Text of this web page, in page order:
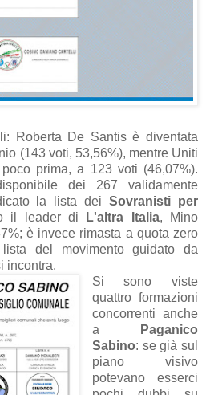
Roberta De Santis è diventata
(143 voti, 53,56%), mentre Uniti
prima, a 123 voti (46,07%).
dei 267 validamente
la lista deiSovranisti per
il leader di L'altra Italia, Mino
è invece rimasta a quota zero
del movimento guidato da
incontra.
Si sono viste
quattro formazioni
concorrenti anche
a
Paganico
Sabino: se già sul
piano visivo
potevano esserci